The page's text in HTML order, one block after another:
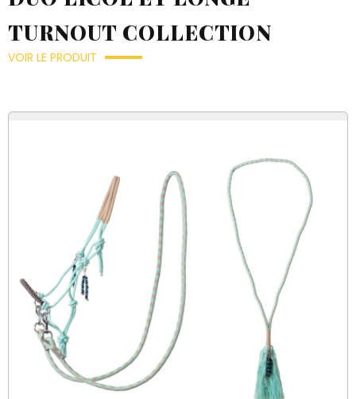
TURNOUT COLLECTION
VOIR LE PRODUIT